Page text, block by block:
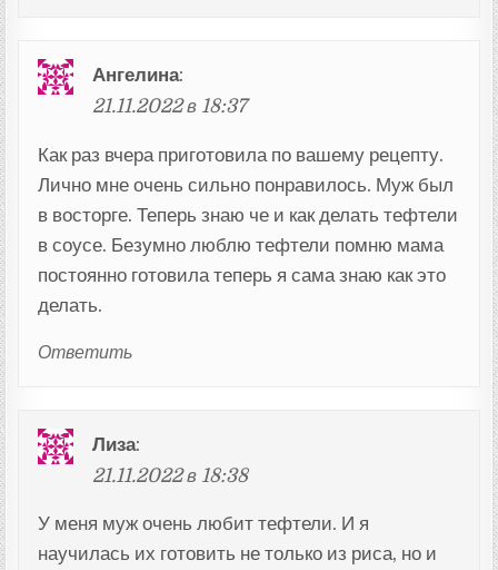
Ангелина:
21.11.2022 в 18:37
Как раз вчера приготовила по вашему рецепту.
Лично мне очень сильно понравилось. Муж был
в восторге. Теперь знаю че и как делать тефтели
в соусе. Безумно люблю тефтели помню мама
постоянно готовила теперь я сама знаю как это
делать.
Ответить
Лиза:
21.11.2022 в 18:38
У меня муж очень любит тефтели. И я
научилась их готовить не только из риса, но и